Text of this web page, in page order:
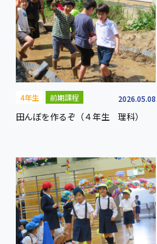
4年生 前期課程 2026.05.08
田んぼを作るぞ（４年生 理科）